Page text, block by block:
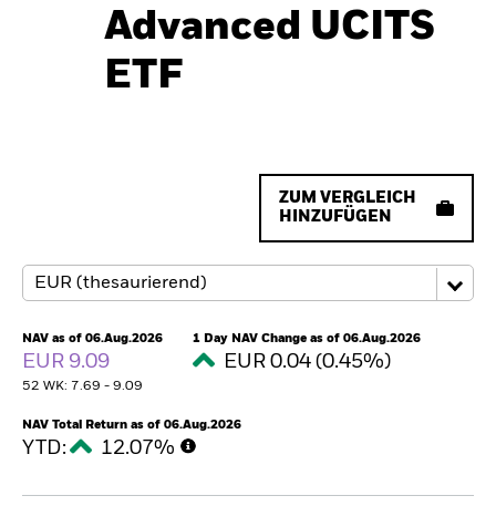
Advanced UCITS
ETF
ZUM VERGLEICH
HINZUFÜGEN
NAV as of 06.Aug.2026
EUR 9.09
52 WK: 7.69 - 9.09
1 Day NAV Change as of 06.Aug.2026
EUR 0.04 (0.45%)
NAV Total Return as of 06.Aug.2026
YTD: 12.07%